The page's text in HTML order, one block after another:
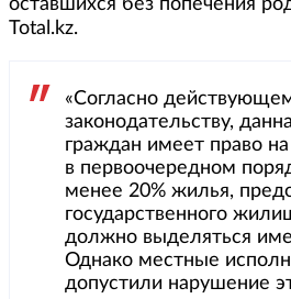
оставшихся без попечения
Total.kz.
«Согласно
законодательству,
граждан имеет право
в первоочередном
менее 20% жилья,
государственного
должно выделяться
Однако местные
допустили нарушение